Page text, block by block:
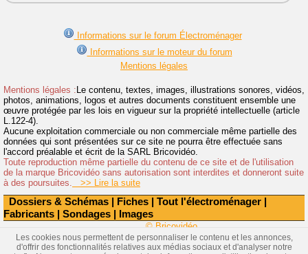
Dossiers & Schémas Fiches Tout l'électroménager
Fabricants
Sondages Images
Informations sur le forum Électroménager
Informations sur le moteur du forum
Mentions légales
Mentions légales : Le contenu, textes, images, illustrations sonores, vidéos,
photos, animations, logos et autres documents constituent ensemble une
œuvre protégée par les lois en vigueur sur la propriété intellectuelle (article
L.122-4).
Aucune exploitation commerciale ou non commerciale même partielle des
données qui sont présentées sur ce site ne pourra être effectuée sans
l'accord préalable et écrit de la SARL Bricovidéo.
Toute reproduction même partielle du contenu de ce site et de l'utilisation
de la marque Bricovidéo sans autorisation sont interdites et donneront suite
à des poursuites. >> Lire la suite
© Bricovidéo
Les cookies nous permettent de personnaliser le contenu et les annonces,
d'offrir des fonctionnalités relatives aux médias sociaux et d'analyser notre